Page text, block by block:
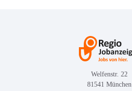
Welfenstr. 22
81541 München